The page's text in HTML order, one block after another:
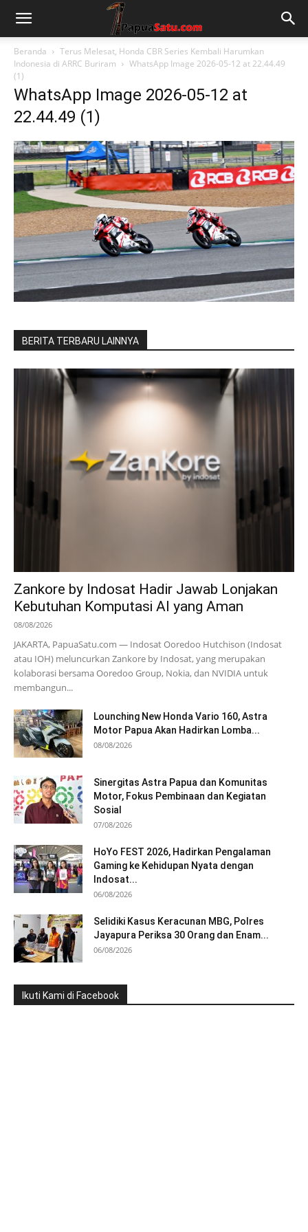
Beranda
Terus Melesat, Honda CBR Series Kembali Harumkan
Indonesia di ARRC Buriram
WhatsApp Image 2026-05-12 at 22.44.49
(1)
WhatsApp Image 2026-05-12 at
22.44.49 (1)
BERITA TERBARU LAINNYA
Zankore by Indosat Hadir Jawab Lonjakan
Kebutuhan Komputasi AI yang Aman
08/08/2026
JAKARTA, PapuaSatu.com — Indosat Ooredoo Hutchison (Indosat
atau IOH) meluncurkan Zankore by Indosat, yang merupakan
kolaborasi bersama Ooredoo Group, Nokia, dan NVIDIA untuk
membangun...
Lounching New Honda Vario 160, Astra
Motor Papua Akan Hadirkan Lomba...
08/08/2026
Sinergitas Astra Papua dan Komunitas
Motor, Fokus Pembinaan dan Kegiatan
Sosial
07/08/2026
HoYo FEST 2026, Hadirkan Pengalaman
Gaming ke Kehidupan Nyata dengan
Indosat...
06/08/2026
Selidiki Kasus Keracunan MBG, Polres
Jayapura Periksa 30 Orang dan Enam...
06/08/2026
Ikuti Kami di Facebook